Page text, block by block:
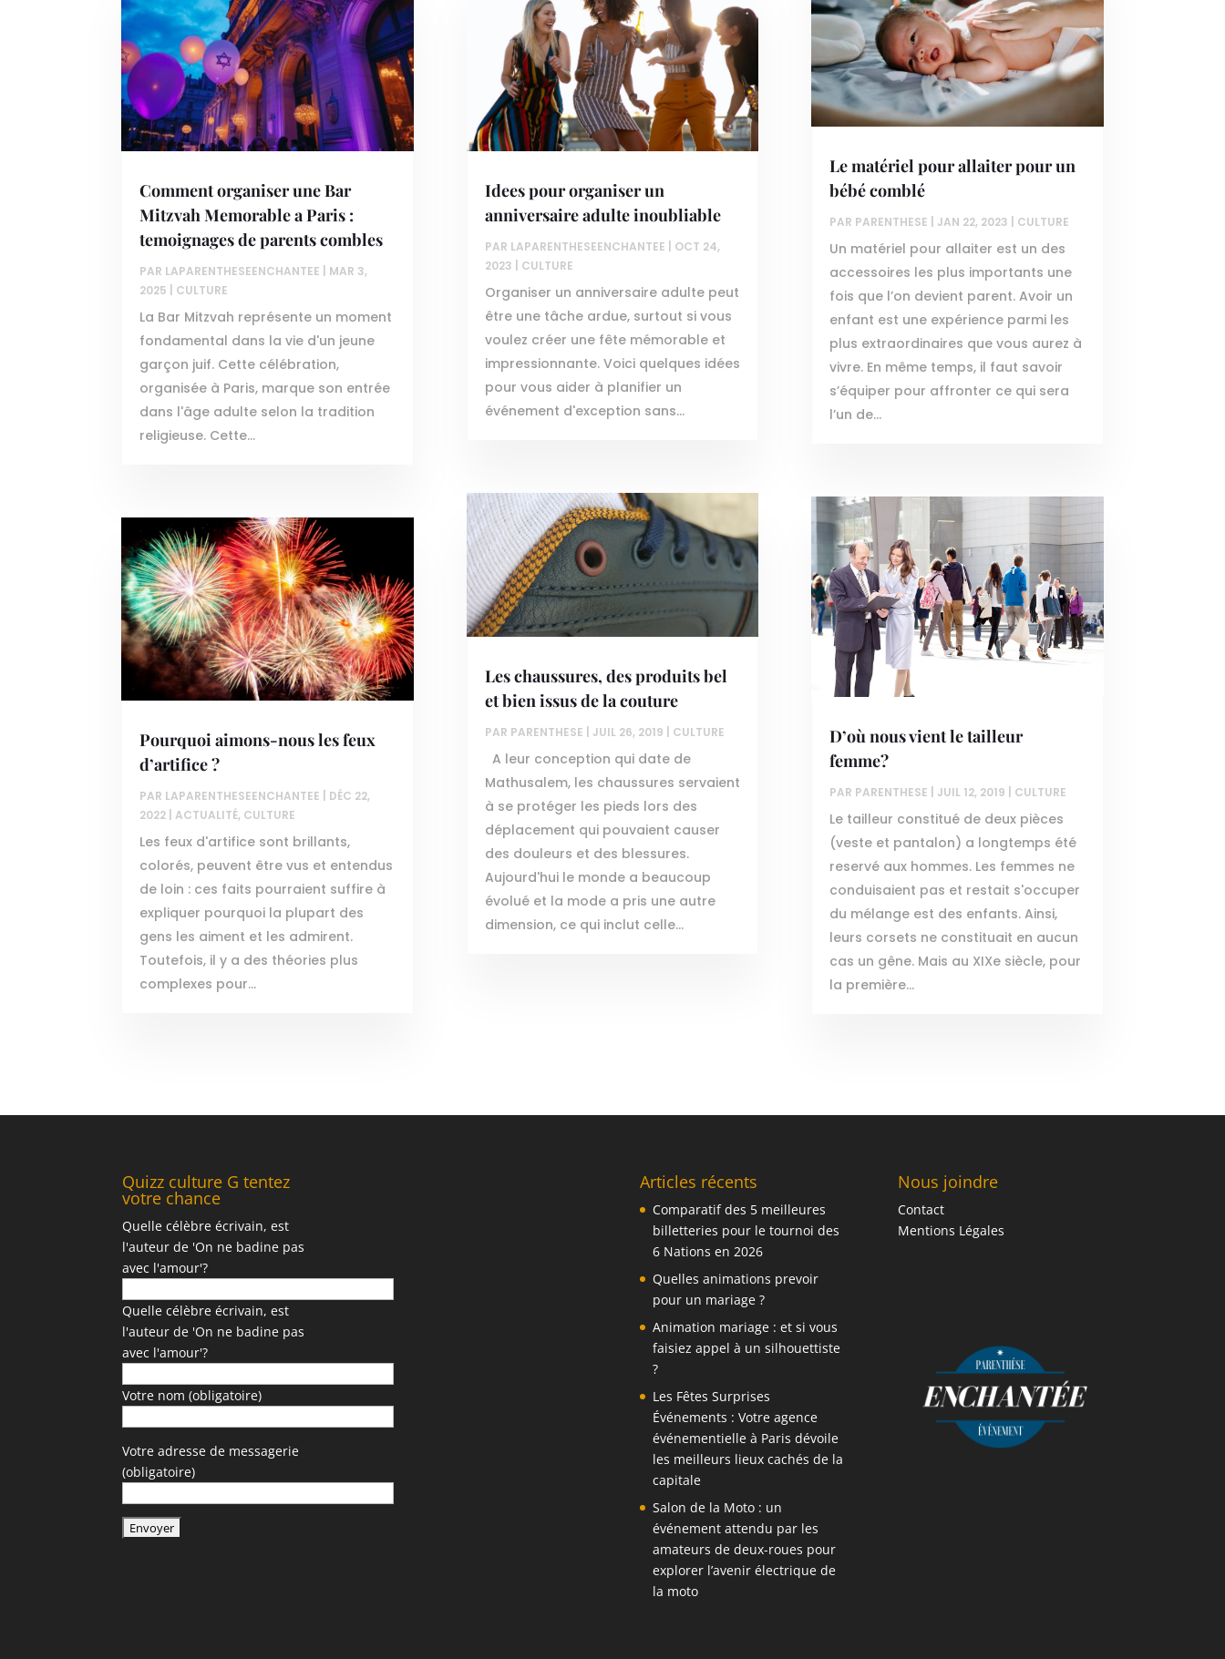
Comment organiser une Bar
Mitzvah Memorable a Paris :
temoignages de parents combles
PAR LAPARENTHESEENCHANTEE
MAR 3,
2025
CULTURE
La Bar Mitzvah représente un moment
fondamental dans la vie d'un jeune
garçon juif. Cette célébration,
organisée à Paris, marque son entrée
dans l'âge adulte selon la tradition
religieuse. Cette...
Pourquoi aimons-nous les feux
d’artifice ?
PAR LAPARENTHESEENCHANTEE
DÉC 22,
2022 |ACTUALITÉ, CULTURE
Les feux d'artifice sont brillants,
colorés, peuvent être vus et entendus
de loin : ces faits pourraient suffire à
expliquer pourquoi la plupart des
gens les aiment et les admirent.
Toutefois, il y a des théories plus
complexes pour...
Idees pour organiser un
anniversaire adulte inoubliable
PAR LAPARENTHESEENCHANTEE
OCT 24,
2023
CULTURE
Organiser un anniversaire adulte peut
être une tâche ardue, surtout si vous
voulez créer une fête mémorable et
impressionnante. Voici quelques idées
pour vous aider à planifier un
événement d'exception sans...
Les chaussures, des produits bel
et bien issus de la couture
PAR PARENTHESE JUIL 26, 2019 CULTURE
A leur conception qui date de
Mathusalem, les chaussures servaient
à se protéger les pieds lors des
déplacement qui pouvaient causer
des douleurs et des blessures.
Aujourd'hui le monde a beaucoup
évolué et la mode a pris une autre
dimension, ce qui inclut celle...
Le matériel pour allaiter pour un
bébé comblé
PAR PARENTHESE JAN 22, 2023 CULTURE
Un matériel pour allaiter est un des
accessoires les plus importants une
fois que l’on devient parent. Avoir un
enfant est une expérience parmi les
plus extraordinaires que vous aurez à
vivre. En même temps, il faut savoir
s’équiper pour affronter ce qui sera
l’un de...
D’où nous vient le tailleur
femme?
PAR PARENTHESE JUIL 12, 2019 CULTURE
Le tailleur constitué de deux pièces
(veste et pantalon) a longtemps été
reservé aux hommes. Les femmes ne
conduisaient pas et restait s'occuper
du mélange est des enfants. Ainsi,
leurs corsets ne constituait en aucun
cas un gêne. Mais au XIXe siècle, pour
la première...
Quizz culture G tentez
votre chance
Quelle célèbre écrivain, est
l'auteur de 'On ne badine pas
avec l'amour'?
Quelle célèbre écrivain, est
l'auteur de 'On ne badine pas
avec l'amour'?
Votre nom (obligatoire)
Votre adresse de messagerie
(obligatoire)
Articles récents
Comparatif des 5 meilleures
billetteries pour le tournoi des
6 Nations en 2026
Quelles animations prevoir
pour un mariage ?
Animation mariage : et si vous
faisiez appel à un silhouettiste
?
Les Fêtes Surprises
Événements : Votre agence
événementielle à Paris dévoile
les meilleurs lieux cachés de la
capitale
Salon de la Moto : un
événement attendu par les
amateurs de deux-roues pour
explorer l’avenir électrique de
la moto
Nous joindre
Contact
Mentions Légales